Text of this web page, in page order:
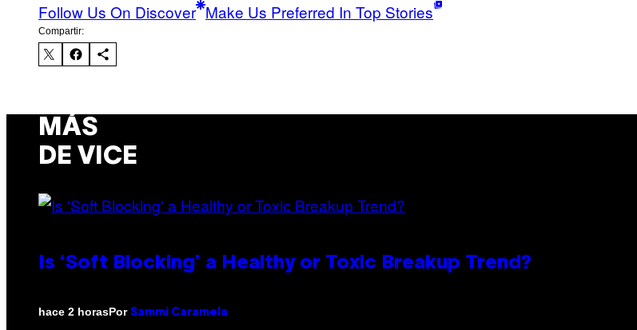
Follow Us On Discover Make Us Preferred In Top Stories
Compartir:
MÁS
DE VICE
Is ‘Soft Blocking’ a Healthy or Toxic Breakup Trend?
hace 2 horasPor Sammi Caramela